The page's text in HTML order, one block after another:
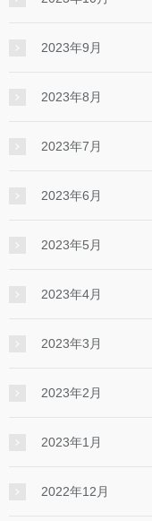
2023年9月
2023年8月
2023年7月
2023年6月
2023年5月
2023年4月
2023年3月
2023年2月
2023年1月
2022年12月